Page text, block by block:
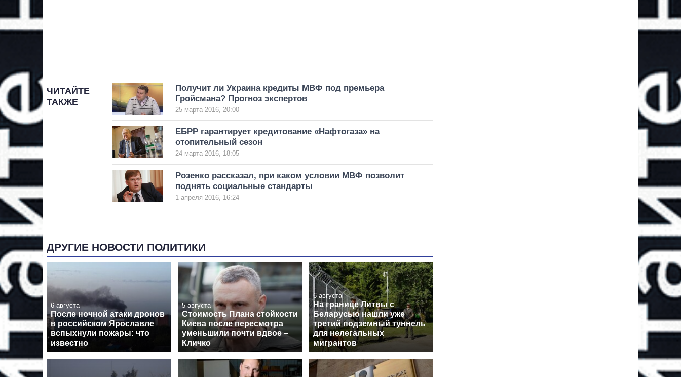
ЧИТАЙТЕ
ТАКЖЕ
Получит ли Украина кредиты МВФ под премьера
Гройсмана? Прогноз экспертов
25 марта 2016, 20:00
ЕБРР гарантирует кредитование «Нафтогаза» на
отопительный сезон
24 марта 2016, 18:05
Розенко рассказал, при каком условии МВФ позволит
поднять социальные стандарты
1 апреля 2016, 16:24
ДРУГИЕ НОВОСТИ ПОЛИТИКИ
6 августа
После ночной атаки дронов
в российском Ярославле
вспыхнули пожары: что
известно
5 августа
Стоимость Плана стойкости
Киева после пересмотра
уменьшили почти вдвое –
Кличко
6 августа
На границе Литвы с
Беларусью нашли уже
третий подземный туннель
для нелегальных
мигрантов